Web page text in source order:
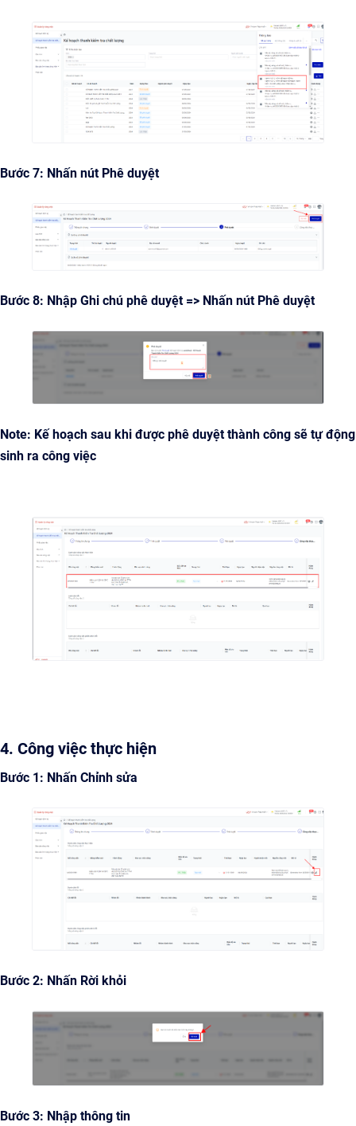
Bước 7: Nhấn nút Phê duyệt
Bước 8: Nhập Ghi chú phê duyệt => Nhấn nút Phê duyệt
Note: Kế hoạch sau khi được phê duyệt thành công sẽ tự động
sinh ra công việc
4. Công việc thực hiện
Bước 1: Nhấn Chỉnh sửa
Bước 2: Nhấn Rời khỏi
Bước 3: Nhập thông tin